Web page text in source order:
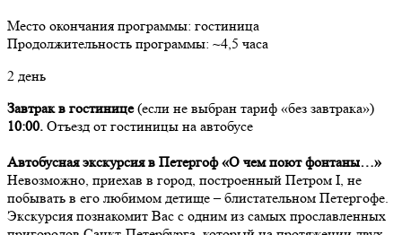
Место окончания программы: гостиница
Продолжительность программы: ~4,5 часа
2 день
Завтрак в гостинице(если не выбран тариф «без завтрака»)
10:00. Отъезд от гостиницы на автобусе
Автобусная экскурсия в Петергоф «О чем поют фонтаны…»
Невозможно, приехав в город, построенный Петром I, не
побывать в его любимом детище – блистательном Петергофе.
Экскурсия познакомит Вас с одним из самых прославленных